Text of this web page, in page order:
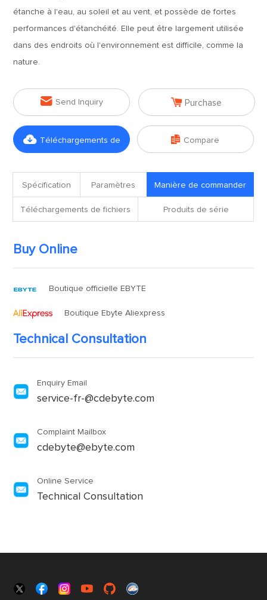
étanche à l'eau, au soleil et au vent, et possède de fortes
performances d'étanchéité. Elle peut être largement utilisée
dans des endroits où l'environnement est difficile, comme la
nature.
 Send Inquiry  Purchase
 Téléchargements de  Compare
Spécification Paramètres Manière de commander
Téléchargements de fichiers Produits de série
Buy Online
Boutique officielle EBYTE
Boutique Ebyte Aliexpress
Technical Consultation
Enquiry Email
service-fr-@cdebyte.com
Complaint Mailbox
cdebyte@ebyte.com
Online Service
Technical Consultation